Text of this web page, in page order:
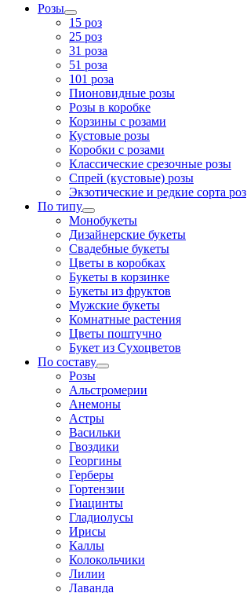
Розы
15 роз
25 роз
31 роза
51 роза
101 роза
Пионовидные розы
Розы в коробке
Корзины с розами
Кустовые розы
Коробки с розами
Классические срезочные розы
Спрей (кустовые) розы
Экзотические и редкие сорта роз
По типу
Монобукеты
Дизайнерские букеты
Свадебные букеты
Цветы в коробках
Букеты в корзинке
Букеты из фруктов
Мужские букеты
Комнатные растения
Цветы поштучно
Букет из Сухоцветов
По составу
Розы
Альстромерии
Анемоны
Астры
Васильки
Гвоздики
Георгины
Герберы
Гортензии
Гиацинты
Гладиолусы
Ирисы
Каллы
Колокольчики
Лилии
Лаванда